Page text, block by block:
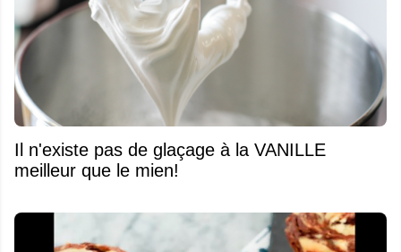
Il n'existe pas de glaçage à la VANILLE
meilleur que le mien!